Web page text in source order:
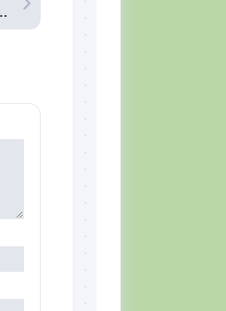
diminuto. ¡Sencillamente maravilloso!